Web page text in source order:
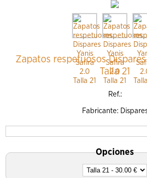
Zapatos respetuosos
Talla 21
Ref.:
Fabricante:
Opciones